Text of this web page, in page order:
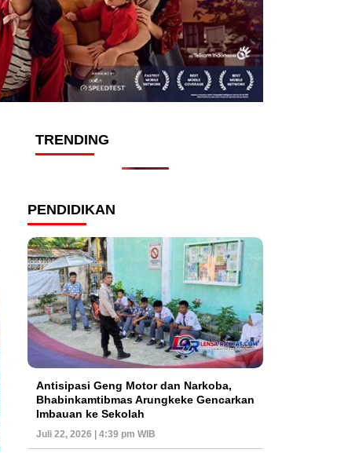
TRENDING
PENDIDIKAN
Antisipasi Geng Motor dan Narkoba,
Bhabinkamtibmas Arungkeke Gencarkan
Imbauan ke Sekolah
Juli 22, 2026 | 4:39 pm WIB